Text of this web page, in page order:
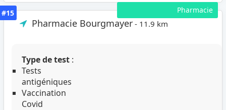
Pharmacie
#15
Pharmacie Bourgmayer - 11.9 km
Type de test :
Tests
antigéniques
Vaccination
Covid